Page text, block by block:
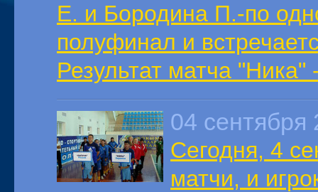
Е. и Бородина П.-по
полуфинал и
Результат матча
04 сентября
Сегодня, 4
матчи, и